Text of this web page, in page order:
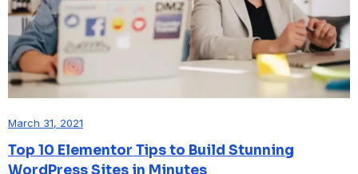
March 31, 2021
Top 10 Elementor Tips to Build Stunning
WordPress Sites in Minutes